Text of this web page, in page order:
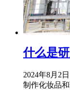
什么是
2024年8月2
制作化妆品